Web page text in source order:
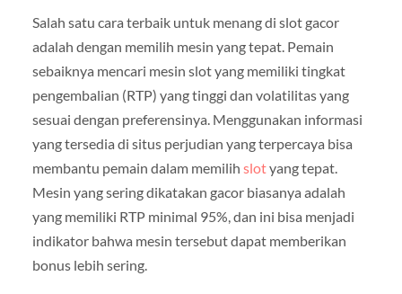
Salah satu cara terbaik untuk menang di slot gacor
adalah dengan memilih mesin yang tepat. Pemain
sebaiknya mencari mesin slot yang memiliki tingkat
pengembalian (RTP) yang tinggi dan volatilitas yang
sesuai dengan preferensinya. Menggunakan informasi
yang tersedia di situs perjudian yang terpercaya bisa
membantu pemain dalam memilih slotyang tepat.
Mesin yang sering dikatakan gacor biasanya adalah
yang memiliki RTP minimal 95%, dan ini bisa menjadi
indikator bahwa mesin tersebut dapat memberikan
bonus lebih sering.